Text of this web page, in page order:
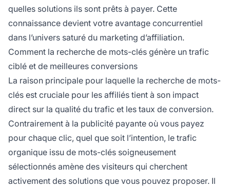
quelles solutions ils sont prêts à payer. Cette
connaissance devient votre avantage concurrentiel
dans l’univers saturé du marketing d’affiliation.
Comment la recherche de mots-clés génère un trafic
ciblé et de meilleures conversions
La raison principale pour laquelle la recherche de mots-
clés est cruciale pour les affiliés tient à son impact
direct sur la qualité du trafic et les taux de conversion.
Contrairement à la publicité payante où vous payez
pour chaque clic, quel que soit l’intention, le trafic
organique issu de mots-clés soigneusement
sélectionnés amène des visiteurs qui cherchent
activement des solutions que vous pouvez proposer. Il